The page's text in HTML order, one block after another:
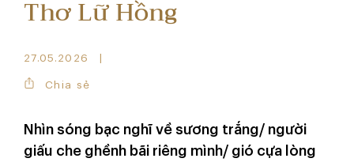
Thơ Lữ Hồng
27.05.2026
Chia sẻ
Nhìn sóng bạc nghĩ về sương trắng/ người
giấu che ghềnh bãi riêng mình/ gió cựa lòng